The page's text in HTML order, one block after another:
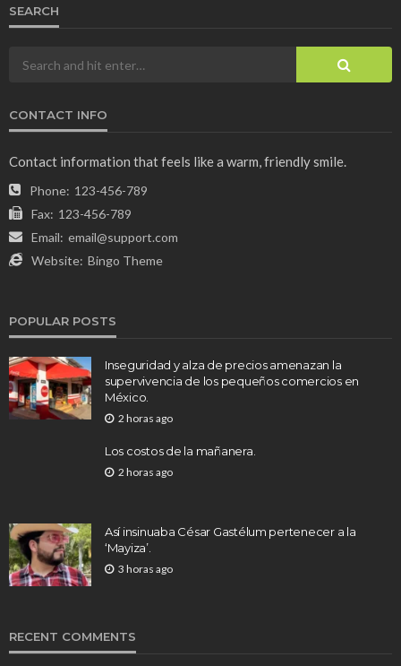
SEARCH
CONTACT INFO
Contact information that feels like a warm, friendly smile.
Phone: 123-456-789
Fax: 123-456-789
Email: email@support.com
Website: Bingo Theme
POPULAR POSTS
Inseguridad y alza de precios amenazan la
supervivencia de los pequeños comercios en
México.
2 horas ago
Los costos de la mañanera.
2 horas ago
Así insinuaba César Gastélum pertenecer a la
‘Mayiza’.
3 horas ago
RECENT COMMENTS